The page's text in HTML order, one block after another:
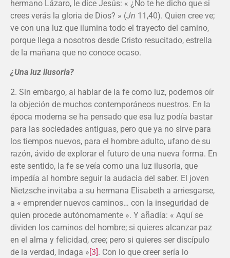
hermano Lázaro, le dice Jesús: « ¿No te he dicho que si
crees verás la gloria de Dios? » (Jn 11,40). Quien cree ve;
ve con una luz que ilumina todo el trayecto del camino,
porque llega a nosotros desde Cristo resucitado, estrella
de la mañana que no conoce ocaso.
¿Una luz ilusoria?
2. Sin embargo, al hablar de la fe como luz, podemos oír
la objeción de muchos contemporáneos nuestros. En la
época moderna se ha pensado que esa luz podía bastar
para las sociedades antiguas, pero que ya no sirve para
los tiempos nuevos, para el hombre adulto, ufano de su
razón, ávido de explorar el futuro de una nueva forma. En
este sentido, la fe se veía como una luz ilusoria, que
impedía al hombre seguir la audacia del saber. El joven
Nietzsche invitaba a su hermana Elisabeth a arriesgarse,
a « emprender nuevos caminos… con la inseguridad de
quien procede autónomamente ». Y añadía: « Aquí se
dividen los caminos del hombre; si quieres alcanzar paz
en el alma y felicidad, cree; pero si quieres ser discípulo
de la verdad, indaga »[3]. Con lo que creer sería lo